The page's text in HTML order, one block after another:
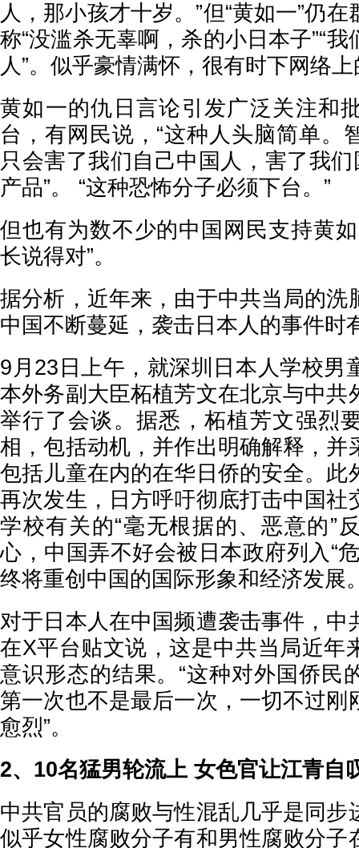
人，那小孩才十岁。”但“黄如一”仍
称“没滥杀无辜啊，杀的小日本子”“
人”。似乎豪情满怀，很有时下网络
黄如一的仇日言论引发广泛关注和
台，有网民说，“这种人头脑简单。
只会害了我们自己中国人，害了我们
产品”。 “这种恐怖分子必须下台。”
但也有为数不少的中国网民支持黄
长说得对”。
据分析，近年来，由于中共当局的洗
中国不断蔓延，袭击日本人的事件时
9月23日上午，就深圳日本人学校男
本外务副大臣柘植芳文在北京与中共
举行了会谈。据悉，柘植芳文强烈
相，包括动机，并作出明确解释，并
包括儿童在内的在华日侨的安全。此
再次发生，日方呼吁彻底打击中国社
学校有关的“毫无根据的、恶意的”
心，中国弄不好会被日本政府列入“
终将重创中国的国际形象和经济发展
对于日本人在中国频遭袭击事件，中
在X平台贴文说，这是中共当局近年
意识形态的结果。“这种对外国侨民
第一次也不是最后一次，一切不过刚
愈烈”。
2、10名猛男轮流上 女色官让江青自
中共官员的腐败与性混乱几乎是同步
似乎女性腐败分子有和男性腐败分子